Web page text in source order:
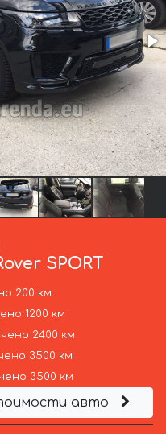
SPORT
200 км
1200 км
2400 км
3500 км
3500 км
авто